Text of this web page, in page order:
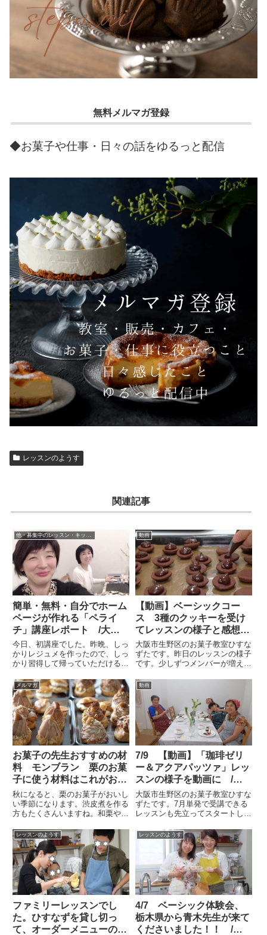
無料メルマガ登録
◆お菓子や仕事・日々の話をゆるっと配信
レッスンのようす
関連記事
他・募集中のレッスン・キッズレッスン・石鹸教室など
簡単・無料・自分でホーム
ページが作れる「ペライ
チ」講座レポート /大
阪・天王寺・なんばお菓子
教室ひすなずた
今日、初講座でした。昨晩、しっ
かりレジュメを作ったので、しっ
かり習得して帰っていただけるか
た。しかし、ホームページ作り
は、最初は自分との戦いです！ま
ず、使い方をしっかり1時間～1
時間半使います。最後は、ホーム
ペ...
動画
【動画】ベーシックコー
ス 3種のクッキーを受け
てレッスンの様子と感想で
す。/大阪市お菓子教室ひ
すなずた
大阪市生野区のお菓子教室ひすな
ずたです。昨日のレッスンの様子
です。少しずつメンバーが増えて
上手に作りたい！から3月から入
会しました！」・のりこさん「こ
のレッスンを受けて、自分が意図
して、こうしたいとできるかも
し...
メルマガ
お菓子の先生おすすめの材
料 モンブラン 栗のお菓
子に使う材料はこれがおす
すめ マロンペース
ト / 大阪お菓子教室ひ
すなずた
秋になると、栗のお菓子がおいし
い季節になります。渋皮煮を作る
方もたくさんいますね。和栗やヨ
いろあります。栗の加工の製品も
たくさんありますね。基礎から教
えるベーシックコースの応用クラ
スアドバンスコースの10月レッ...
動画
7/9 【動画】「珈琲ゼリ
ー＆アクアパッツァ」レッ
スンの様子を動画に /
大阪・天王寺・なんば お
菓子教室ひすなずた
大阪市生野区のお菓子教室ひすな
ずたです。7月単発で受講できる
レッスンも先立ってスタートしま
プのプライベートレッスンで、生
徒さんが動画にしてくれました。
私も映っているので、レッスンの
様子がよくわかります！4人以
上...
レッスンのようす
ファミリーレッスンでし
た。ひすなずを貸し切っ
て、オーダーメニューのプ
レッスンのようす
4/7 ベーシック体験会、
栃木県から青木先生が来て
くださいました！！ /